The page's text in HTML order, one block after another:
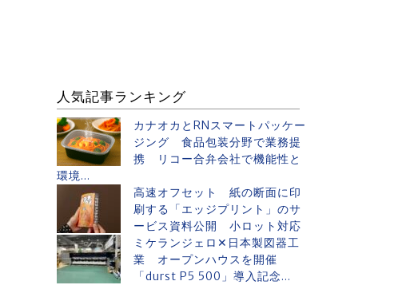
人気記事ランキング
カナオカとRNスマートパッケー
ジング 食品包装分野で業務提
携 リコー合弁会社で機能性と
環境...
高速オフセット 紙の断面に印
刷する「エッジプリント」のサ
ービス資料公開 小ロット対応
ミケランジェロ✕日本製図器工
業 オープンハウスを開催
「durst P5 500」導入記念...